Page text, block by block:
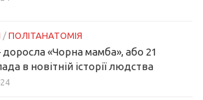
/ ПОЛІТАНАТОМІЯ
доросла «Чорна мамба», або 21
в новітній історії людства